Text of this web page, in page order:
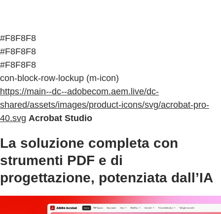
#F8F8F8
#F8F8F8
#F8F8F8
con-block-row-lockup (m-icon)
https://main--dc--adobecom.aem.live/dc-
shared/assets/images/product-icons/svg/acrobat-pro-
40.svg Acrobat Studio
La soluzione completa con
strumenti PDF e di
progettazione, potenziata dall’IA